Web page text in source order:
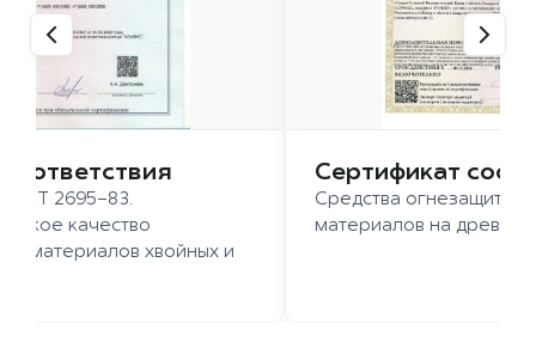
2695-83.
качество
хвойных и
Сертификат
Средства огнезащиты
материалов на